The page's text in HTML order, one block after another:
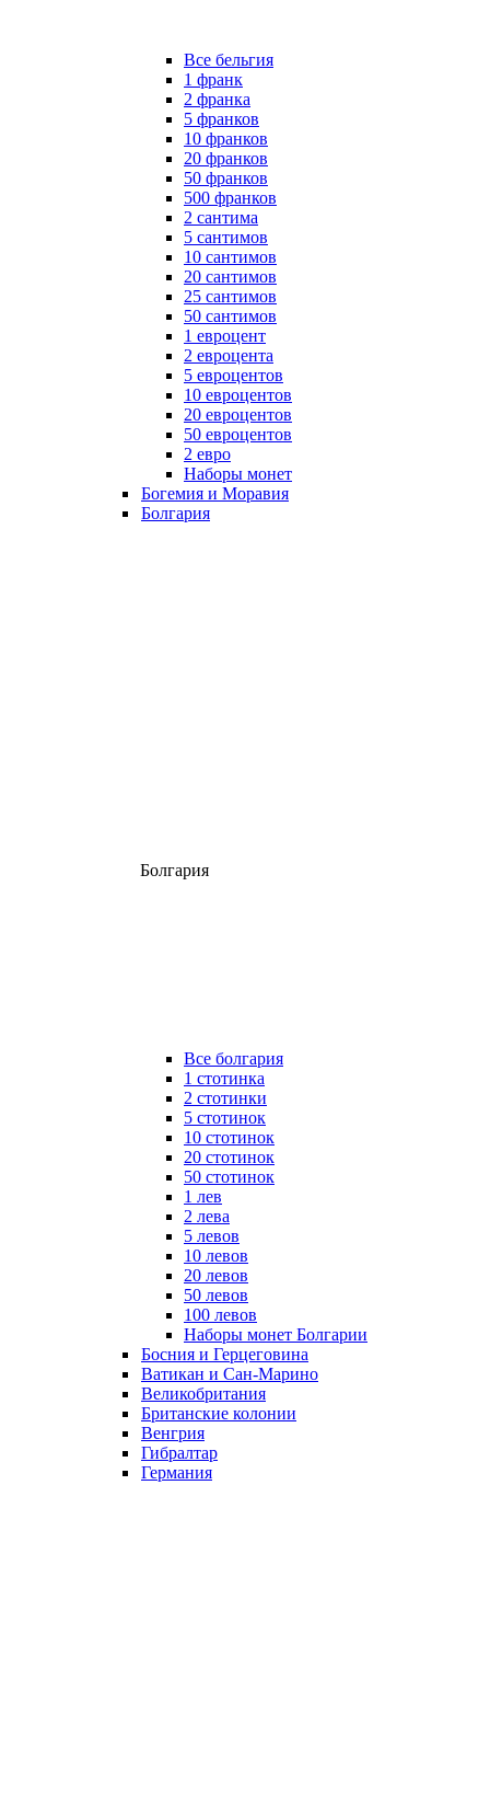
Все бельгия
1 франк
2 франка
5 франков
10 франков
20 франков
50 франков
500 франков
2 сантима
5 сантимов
10 сантимов
20 сантимов
25 сантимов
50 сантимов
1 евроцент
2 евроцента
5 евроцентов
10 евроцентов
20 евроцентов
50 евроцентов
2 евро
Наборы монет
Богемия и Моравия
Болгария
Болгария
Все болгария
1 стотинка
2 стотинки
5 стотинок
10 стотинок
20 стотинок
50 стотинок
1 лев
2 лева
5 левов
10 левов
20 левов
50 левов
100 левов
Наборы монет Болгарии
Босния и Герцеговина
Ватикан и Сан-Марино
Великобритания
Британские колонии
Венгрия
Гибралтар
Германия